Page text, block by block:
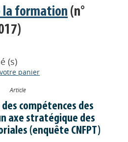
la formation (n°
(s)
panier
Article
compétences des
axe stratégique des
(enquête CNFPT)